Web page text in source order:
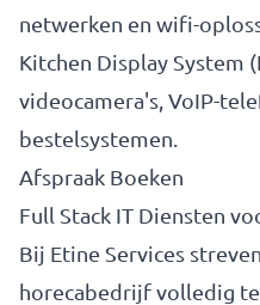
netwerken en wifi-
Kitchen Display System
videocamera's, VoIP-
bestelsystemen.
Afspraak Boeken
Full Stack IT Diensten
Bij Etine Services
horecabedrijf volledig